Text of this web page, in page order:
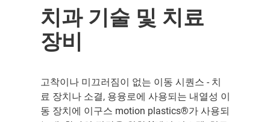
치과 기술 및 치료
장비
고착이나 미끄러짐이 없는 이동 시퀀스 - 치
료 장치나 소결, 용융로에 사용되는 내열성 이
동 장치에 이구스 motion plastics®가 사용되